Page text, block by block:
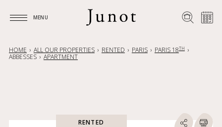
MENU
HOME ALL OUR PROPERTIES RENTED PARIS PARIS 18TH
ABBESSES APARTMENT
RENTED